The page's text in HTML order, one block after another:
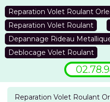
Reparation Volet Roulant
Reparation Volet Roulant
Depannage Rideau
Deblocage Volet Roulant
Reparation Volet Roulant